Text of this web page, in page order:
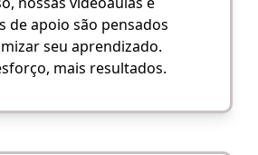
de apoio são pensados
seu aprendizado.
mais resultados.